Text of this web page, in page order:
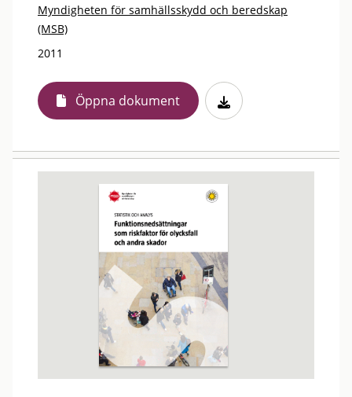
Myndigheten för samhällsskydd och beredskap
(MSB)
2011
Öppna dokument